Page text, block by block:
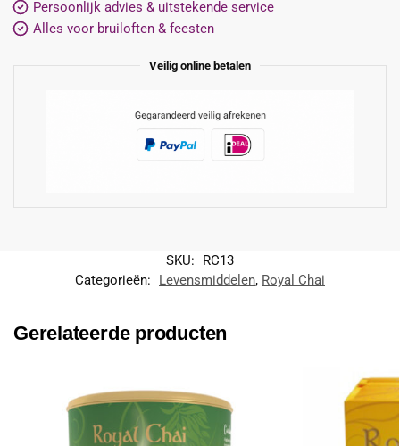
Persoonlijk advies & uitstekende service
Alles voor bruiloften & feesten
Veilig online betalen
SKU:
RC13
Categorieën:
Levensmiddelen, Royal Chai
Gerelateerde producten